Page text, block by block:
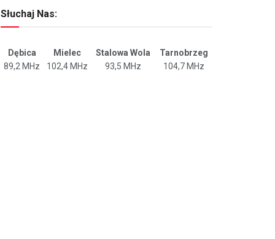
Słuchaj Nas:
Dębica Mielec Stalowa Wola
Tarnobrzeg
89,2 MHz
102,4 MHz 93,5 MHz 104,7 MHz